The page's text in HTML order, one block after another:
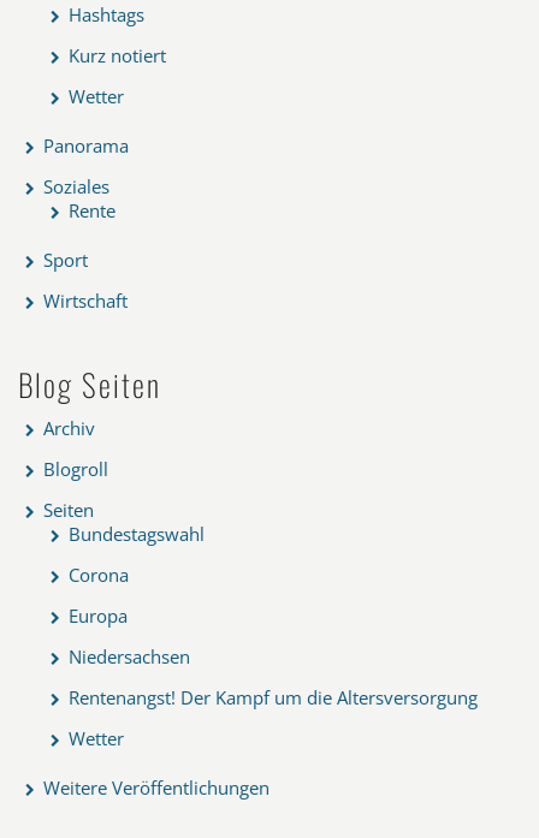
Hashtags
Kurz notiert
Wetter
Panorama
Soziales
Rente
Sport
Wirtschaft
Blog Seiten
Archiv
Blogroll
Seiten
Bundestagswahl
Corona
Europa
Niedersachsen
Rentenangst! Der Kampf um die Altersversorgung
Wetter
Weitere Veröffentlichungen